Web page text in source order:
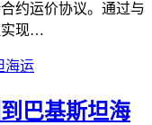
约运价协议。通过与
实现…
巴基斯坦海